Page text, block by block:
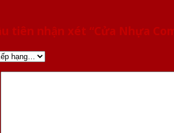
tiên nhận xét “Cửa Nhựa